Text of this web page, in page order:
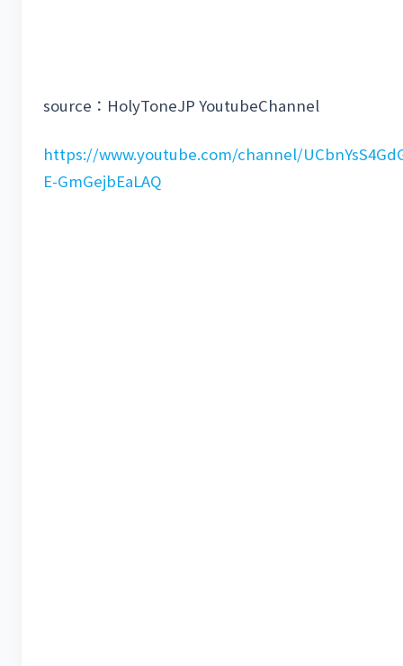
source：HolyToneJP YoutubeChannel
https://www.youtube.com/channel/
E-GmGejbEaLAQ